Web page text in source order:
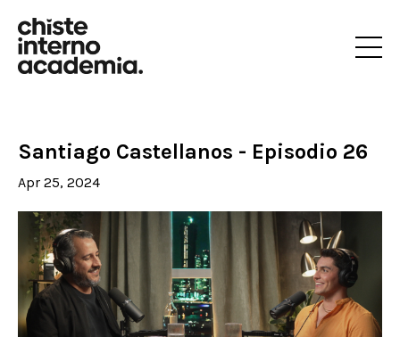
Santiago Castellanos - Episodio 26
Apr 25, 2024